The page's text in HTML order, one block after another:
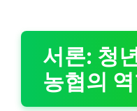
서론: 청
농협의